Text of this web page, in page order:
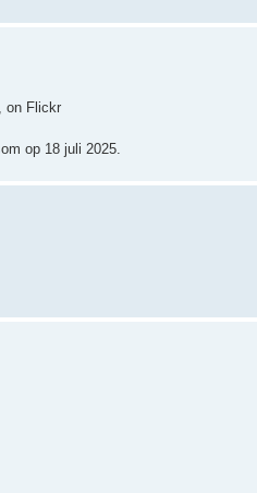
, on Flickr
op 18 juli 2025.